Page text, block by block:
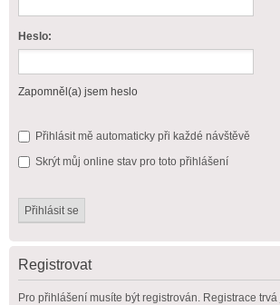
Heslo:
Zapomněl(a) jsem heslo
Přihlásit mě automaticky při každé návštěvě
Skrýt můj online stav pro toto přihlášení
Registrovat
Pro přihlášení musíte být registrován. Registrace